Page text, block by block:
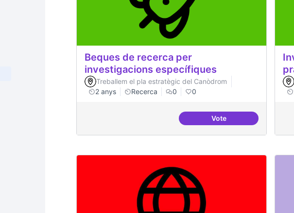
Beques de recerca per
investigacions específiques
Treballem el pla estratègic del Canòdrom
2 anys
Recerca 0 0
VoteBeques de recerca